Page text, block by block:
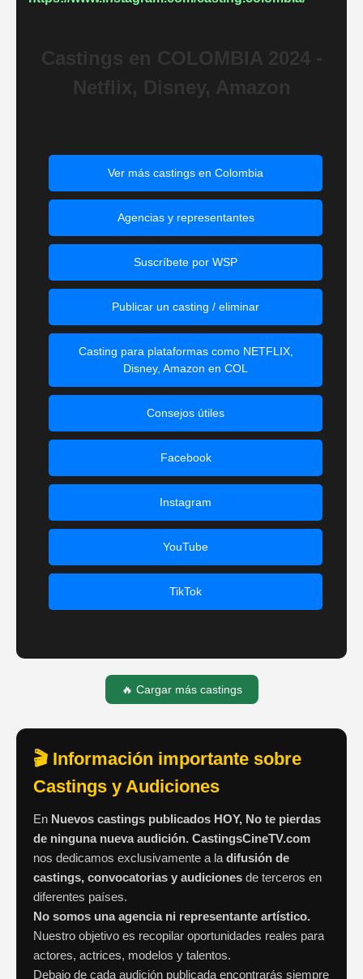
Castings en COLOMBIA 2024 -
Netflix, Disney, Amazon
Ver más castings en Colombia
Agencias y representantes
Suscríbete por WSP
Publicar un casting / eliminar
Casting para plataformas como NETFLIX,
Disney, Amazon en COL
Consejos útiles
Facebook
Instagram
YouTube
TikTok
🔥 Cargar más castings
🎬 Información importante sobre
Castings y Audiciones
En Nuevos castings publicados HOY, No te pierdas
de ninguna nueva audición. CastingsCineTV.com
nos dedicamos exclusivamente a la difusión de
castings, convocatorias y audiciones de terceros en
diferentes países.
No somos una agencia ni representante artístico.
Nuestro objetivo es recopilar oportunidades reales para
actores, actrices, modelos y talentos.
Debajo de cada audición publicada encontrarás siempre